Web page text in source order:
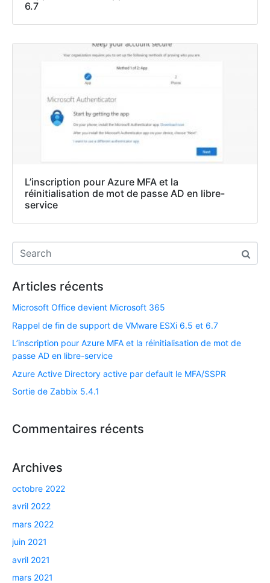
6.7​
L’inscription pour Azure MFA et la
réinitialisation de mot de passe AD en libre-
service
Articles récents
Microsoft Office devient Microsoft 365
Rappel de fin de support de VMware ESXi 6.5 et 6.7​
L’inscription pour Azure MFA et la réinitialisation de mot de
passe AD en libre-service
Azure Active Directory active par default le MFA/SSPR
Sortie de Zabbix 5.4.1
Commentaires récents
Archives
octobre 2022
avril 2022
mars 2022
juin 2021
avril 2021
mars 2021